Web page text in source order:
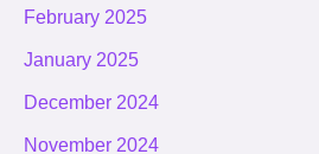
February 2025
January 2025
December 2024
November 2024